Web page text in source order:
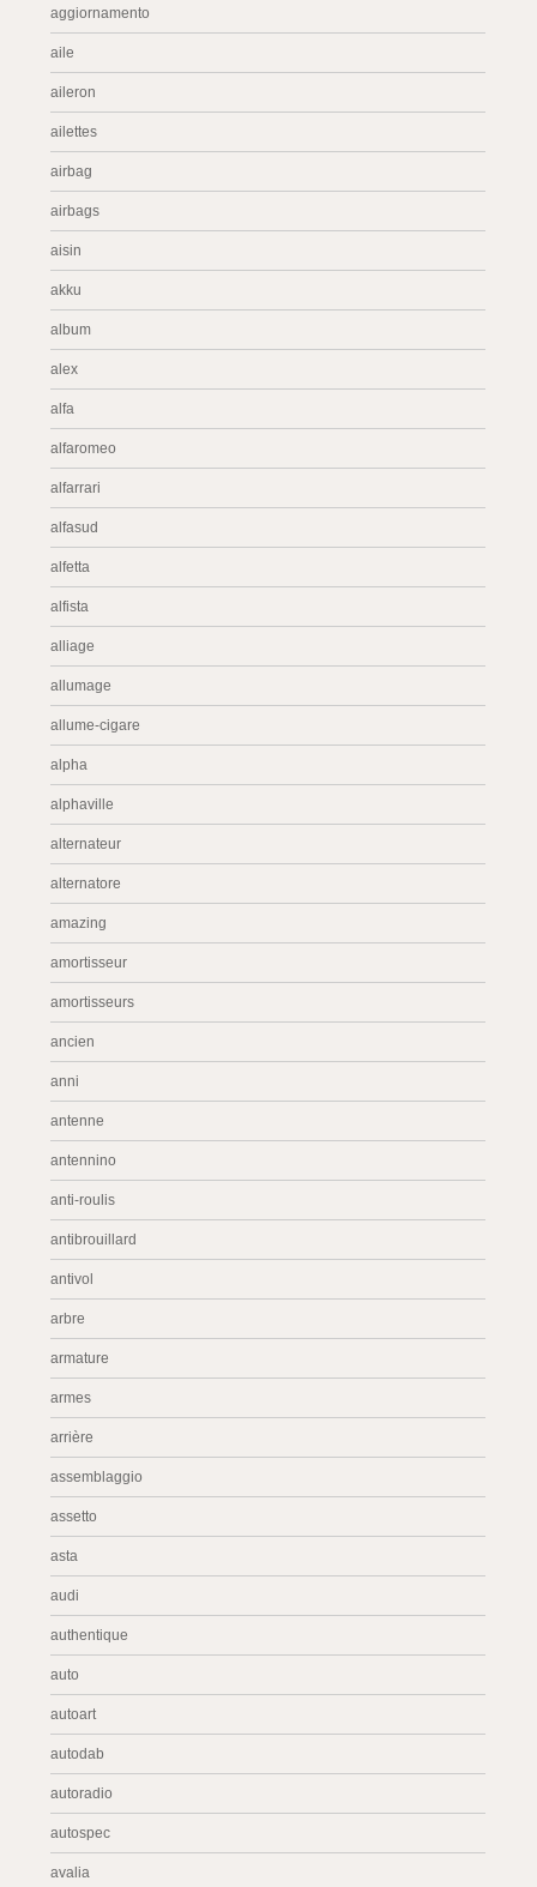
aggiornamento
aile
aileron
ailettes
airbag
airbags
aisin
akku
album
alex
alfa
alfaromeo
alfarrari
alfasud
alfetta
alfista
alliage
allumage
allume-cigare
alpha
alphaville
alternateur
alternatore
amazing
amortisseur
amortisseurs
ancien
anni
antenne
antennino
anti-roulis
antibrouillard
antivol
arbre
armature
armes
arrière
assemblaggio
assetto
asta
audi
authentique
auto
autoart
autodab
autoradio
autospec
avalia